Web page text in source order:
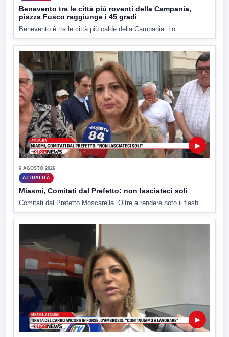
Benevento tra le città più roventi della Campania,
piazza Fusco raggiunge i 45 gradi
Benevento è tra le città più calde della Campania. Lo...
▶
6 AGOSTO 2026
ATTUALITÀ
Miasmi, Comitati dal Prefetto: non lasciateci soli
Comitati dal Prefetto Moscarella. Oltre a rendere noto il flash...
▶